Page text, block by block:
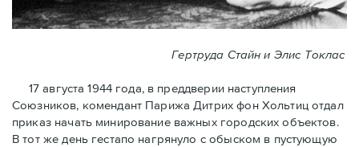
Гертруда Стайн и Элис Токлас
17 августа 1944 года, в преддверии наступления
Союзников, комендант Парижа Дитрих фон Хольтиц отдал
приказ начать минирование важных городских объектов.
В тот же день гестапо нагрянуло с обыском в пустующую